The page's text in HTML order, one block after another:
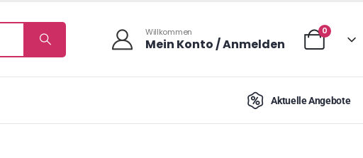
Willkommen
Mein Konto / Anmelden
0
Aktuelle Angebote